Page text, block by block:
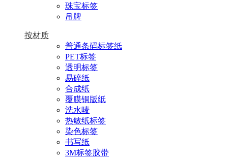
珠宝标签
吊牌
按材质
普通条码标签纸
PET标签
透明标签
易碎纸
合成纸
覆膜铜版纸
洗水唛
热敏纸标签
染色标签
书写纸
3M标签胶带